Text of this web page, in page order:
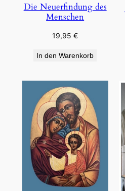
Die Neuerfindung des
Menschen
19,95€
In den Warenkorb